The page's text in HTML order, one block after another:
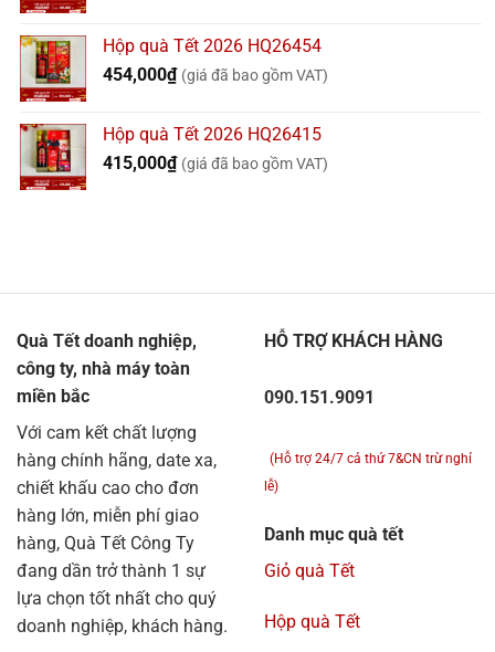
Hộp quà Tết 2026 HQ26454
454,000₫ (giá đã bao gồm VAT)
Hộp quà Tết 2026 HQ26415
415,000₫ (giá đã bao gồm VAT)
Quà Tết doanh nghiệp,
công ty, nhà máy toàn
miền bắc
Với cam kết chất lượng
hàng chính hãng, date xa,
chiết khấu cao cho đơn
hàng lớn, miễn phí giao
hàng, Quà Tết Công Ty
đang dần trở thành 1 sự
lựa chọn tốt nhất cho quý
doanh nghiệp, khách hàng.
HỖ TRỢ KHÁCH HÀNG
090.151.9091
(Hỗ trợ 24/7 cả thứ 7&CN trừ nghỉ
lễ)
Danh mục quà tết
Giỏ quà Tết
Hộp quà Tết